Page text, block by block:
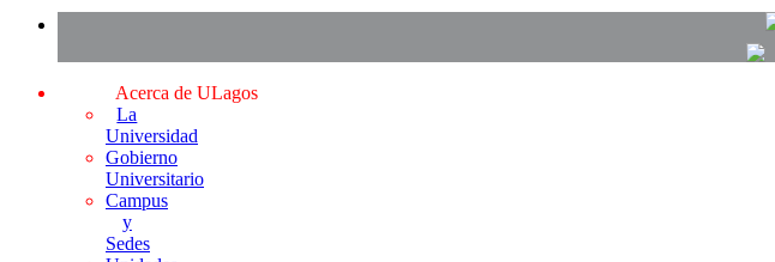
Acerca de ULagos
La
Universidad
Gobierno
Universitario
Campus
y
Sedes